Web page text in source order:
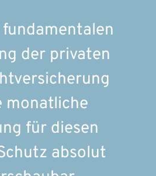
der privaten
monatliche
für diesen
absolut